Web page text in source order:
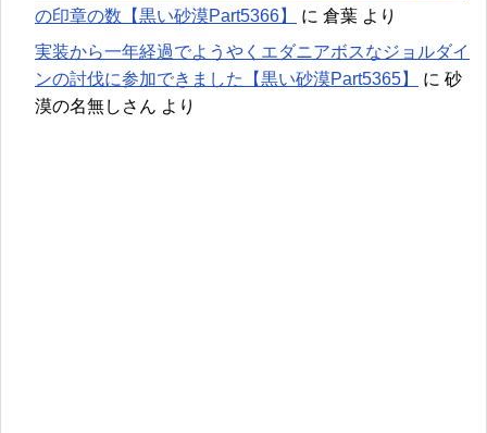
の印章の数【黒い砂漠Part5366】
に 倉葉 より
実装から一年経過でようやくエダニアボスなジョルダイ
ンの討伐に参加できました【黒い砂漠Part5365】
に 砂
漠の名無しさん より